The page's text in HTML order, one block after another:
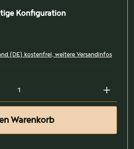
Konfiguration
(DE) kostenfrei, weitere Versandinfos
Warenkorb